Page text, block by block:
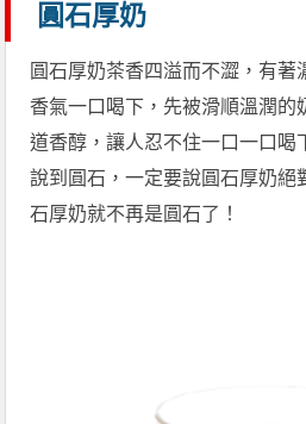
圓石厚奶
圓石厚奶茶香四溢而不澀，有著
香氣一口喝下，先被滑順溫潤的
道香醇，讓人忍不住一口一口喝
說到圓石，一定要說圓石厚奶絕
石厚奶就不再是圓石了！